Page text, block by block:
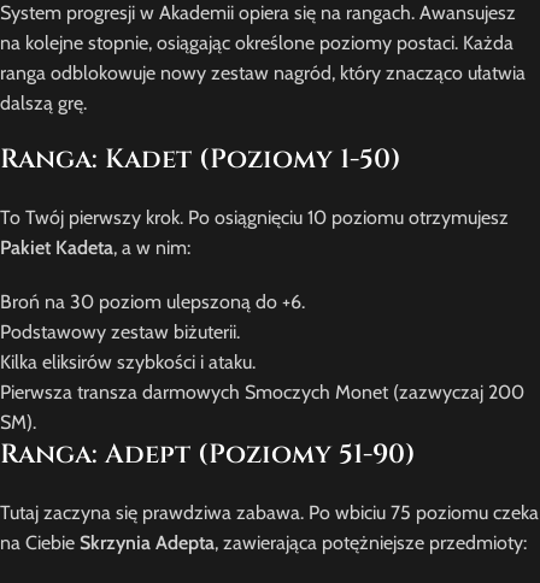
System progresji w Akademii opiera się na rangach. Awansujesz
na kolejne stopnie, osiągając określone poziomy postaci. Każda
ranga odblokowuje nowy zestaw nagród, który znacząco ułatwia
dalszą grę.
Ranga: Kadet (Poziomy 1-50)
To Twój pierwszy krok. Po osiągnięciu 10 poziomu otrzymujesz
Pakiet Kadeta, a w nim:
Broń na 30 poziom ulepszoną do +6.
Podstawowy zestaw biżuterii.
Kilka eliksirów szybkości i ataku.
Pierwsza transza darmowych Smoczych Monet (zazwyczaj 200
SM).
Ranga: Adept (Poziomy 51-90)
Tutaj zaczyna się prawdziwa zabawa. Po wbiciu 75 poziomu czeka
na Ciebie Skrzynia Adepta, zawierająca potężniejsze przedmioty: